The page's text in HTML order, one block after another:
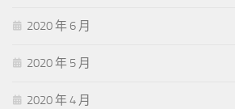
2020 年 6 月
2020 年 5 月
2020 年 4 月